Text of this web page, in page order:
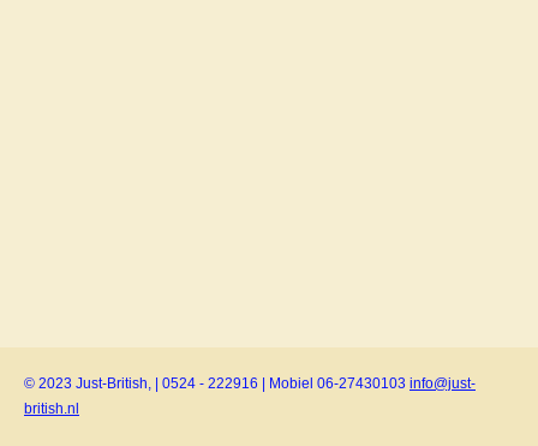
© 2023 Just-British, | 0524 - 222916 | Mobiel 06-27430103 info@just-
british.nl